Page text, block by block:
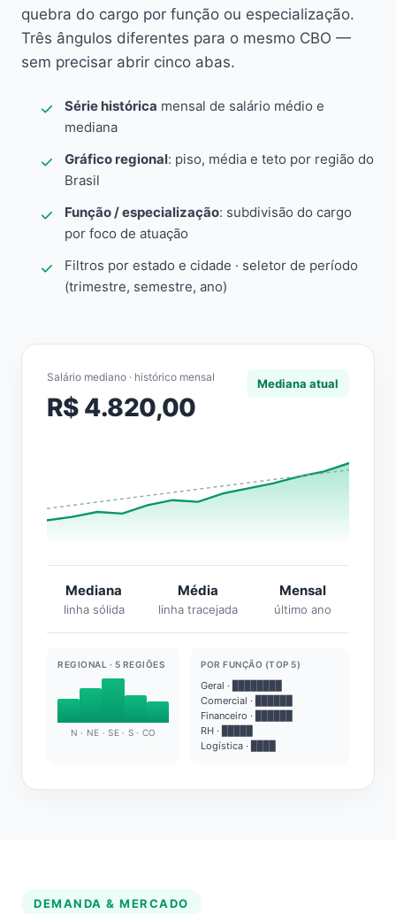
quebra do cargo por função ou especialização.
Três ângulos diferentes para o mesmo CBO —
sem precisar abrir cinco abas.
Série histórica mensal de salário médio e
mediana
Gráfico regional: piso, média e teto por região do
Brasil
Função / especialização: subdivisão do cargo
por foco de atuação
Filtros por estado e cidade · seletor de período
(trimestre, semestre, ano)
Salário mediano · histórico mensal
R$ 4.820,00
Mediana atual
Mediana
linha sólida
Média
linha tracejada
Mensal
último ano
REGIONAL · 5 REGIÕES
N · NE · SE · S · CO
POR FUNÇÃO (TOP 5)
Geral · ████████
Comercial · ██████
Financeiro · ██████
RH · █████
Logística · ████
DEMANDA & MERCADO